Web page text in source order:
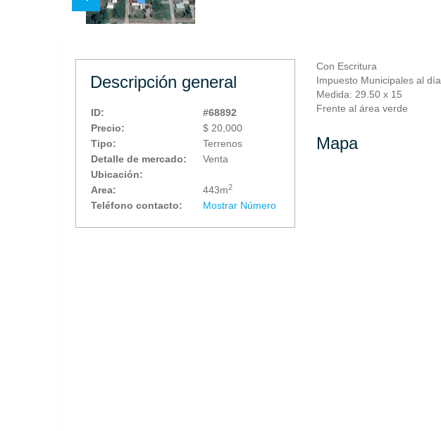
Descripción general
ID:
#68892
Precio:
$ 20,000
Tipo:
Terrenos
Detalle de mercado:
Venta
Ubicación:
Area:
443m2
Teléfono contacto: Mostrar Número
Con Escritura
Impuesto Municipales al día
Medida: 29.50 x 15
Frente al área verde
Mapa